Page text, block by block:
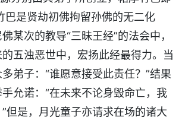
巴是贤劫初佛拘留孙佛的无二化
某次的教导“三昧王经”的法会中，
五浊恶世中，宏扬此经最得力。当
弟子：“谁愿意接受此责任？”结果
允诺：“在未来不论身毁命亡，我
但是，月光童子亦请求在场的诸大